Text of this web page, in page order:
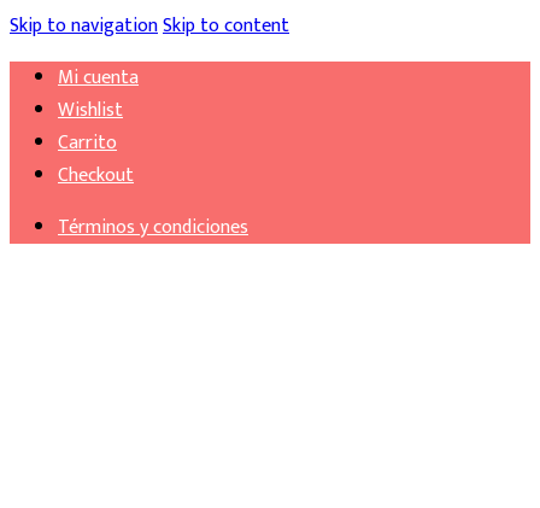
Skip to navigationSkip to content
Mi cuenta
Wishlist
Carrito
Checkout
Términos y condiciones